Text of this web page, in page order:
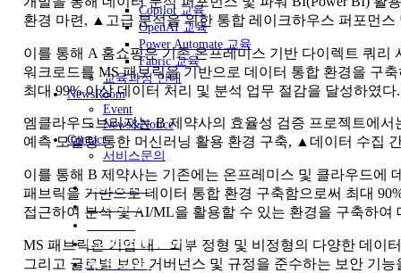
Copilot 교육
OpenAI 교육
Power Automate 교육
Fabric 교육
교육과정 안내
NewsRoom
Event
News&Notice
Contact
서비스문의
About Us
Solution
Service
Customer Story
무료교육
환경 마련, ▲고급 분석을 위한 통합 레이크하우스 퍼포먼스
이를 통해 A 홈쇼핑은 기존 온프레미스 기반 다이렉트 쿼
워크로드를 MS 패브릭을 기반으로 데이터 통합 환경을 구
최대 99% 이상 데이터 처리 및 분석 업무 절감을 달성하였다.
엠클라우드브리지는 B 제약사의 효율성 검증 프로젝트
예측 모델링 통한 머신러닝 활용 환경 구축, ▲데이터 수집
이를 통해 B 제약사는 기존에는 온프레미스 및 클라우드에
패브릭을 기반으로 데이터 통합 환경 구축함으로써 최대
접근하여 분석 및 AI/ML을 활용할 수 있는 환경을 구축하
MS 패브릭은 기업 내외〮부 정형 및 비정형의 다양한 데이
그리고 글로벌 보안 거버넌스 및 규정을 준수하는 보안 기